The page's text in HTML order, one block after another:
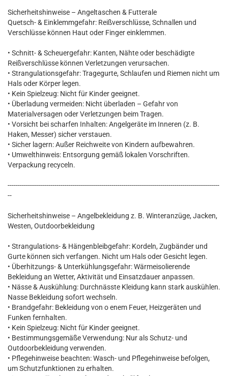
Sicherheitshinweise – Angeltaschen & Futterale
Quetsch- & Einklemmgefahr: Reißverschlüsse, Schnallen und
Verschlüsse können Haut oder Finger einklemmen.
• Schnitt- & Scheuergefahr: Kanten, Nähte oder beschädigte
Reißverschlüsse können Verletzungen verursachen.
• Strangulationsgefahr: Tragegurte, Schlaufen und Riemen nicht um
Hals oder Körper legen.
• Kein Spielzeug: Nicht für Kinder geeignet.
• Überladung vermeiden: Nicht überladen – Gefahr von
Materialversagen oder Verletzungen beim Tragen.
• Vorsicht bei scharfen Inhalten: Angelgeräte im Inneren (z. B.
Haken, Messer) sicher verstauen.
• Sicher lagern: Außer Reichweite von Kindern aufbewahren.
• Umwelthinweis: Entsorgung gemäß lokalen Vorschriften.
Verpackung recyceln.
--------------------------------------------------------------------------------------------------------
--
Sicherheitshinweise – Angelbekleidung z. B. Winteranzüge, Jacken,
Westen, Outdoorbekleidung
• Strangulations- & Hängenbleibgefahr: Kordeln, Zugbänder und
Gurte können sich verfangen. Nicht um Hals oder Gesicht legen.
• Überhitzungs- & Unterkühlungsgefahr: Wärmeisolierende
Bekleidung an Wetter, Aktivität und Einsatzdauer anpassen.
• Nässe & Auskühlung: Durchnässte Kleidung kann stark auskühlen.
Nasse Bekleidung sofort wechseln.
• Brandgefahr: Bekleidung von o enem Feuer, Heizgeräten und
Funken fernhalten.
• Kein Spielzeug: Nicht für Kinder geeignet.
• Bestimmungsgemäße Verwendung: Nur als Schutz- und
Outdoorbekleidung verwenden.
• Pflegehinweise beachten: Wasch- und Pflegehinweise befolgen,
um Schutzfunktionen zu erhalten.